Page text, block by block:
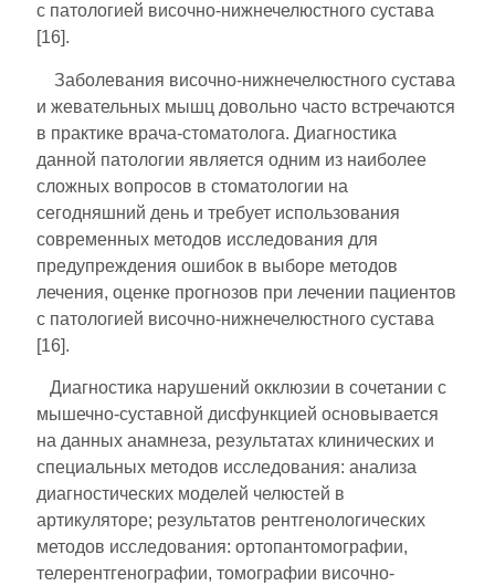
с патологией височно-нижнечелюстного сустава
[16].
Заболевания височно-нижнечелюстного сустава
и жевательных мышц довольно часто встречаются
в практике врача-стоматолога. Диагностика
данной патологии является одним из наиболее
сложных вопросов в стоматологии на
сегодняшний день и требует использования
современных методов исследования для
предупреждения ошибок в выборе методов
лечения, оценке прогнозов при лечении пациентов
с патологией височно-нижнечелюстного сустава
[16].
Диагностика нарушений окклюзии в сочетании с
мышечно-суставной дисфункцией основывается
на данных анамнеза, результатах клинических и
специальных методов исследования: анализа
диагностических моделей челюстей в
артикуляторе; результатов рентгенологических
методов исследования: ортопантомографии,
телерентгенографии, томографии височно-